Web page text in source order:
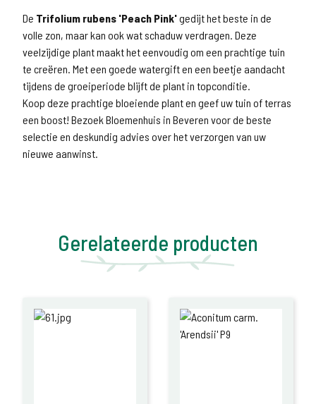
De Trifolium rubens 'Peach Pink'gedijt het beste in de
volle zon, maar kan ook wat schaduw verdragen. Deze
veelzijdige plant maakt het eenvoudig om een prachtige tuin
te creëren. Met een goede watergift en een beetje aandacht
tijdens de groeiperiode blijft de plant in topconditie.
Koop deze prachtige bloeiende plant en geef uw tuin of terras
een boost! Bezoek Bloemenhuis in Beveren voor de beste
selectie en deskundig advies over het verzorgen van uw
nieuwe aanwinst.
Gerelateerde producten